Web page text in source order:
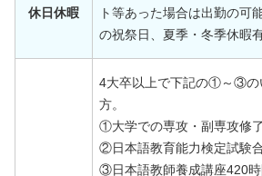
休日休暇
ト等あった場合は出勤の可
の祝祭日、夏季・冬季休暇
4大卒以上で下記の①～③の
方。
①大学での専攻・副専攻修
②日本語教育能力検定試験
③日本語教師養成講座420